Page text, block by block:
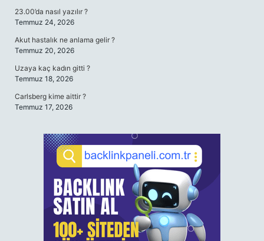
23.00’da nasıl yazılır ?
Temmuz 24, 2026
Akut hastalık ne anlama gelir ?
Temmuz 20, 2026
Uzaya kaç kadın gitti ?
Temmuz 18, 2026
Carlsberg kime aittir ?
Temmuz 17, 2026